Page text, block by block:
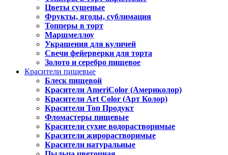
Цветы сушеные
Фрукты, ягоды, сублимация
Топперы в торт
Маршмеллоу
Украшения для куличей
Свечи фейерверки для торта
Золото и серебро пищевое
Красители пищевые
Блеск пищевой
Красители AmeriColor (Америколор)
Красители Art Color (Арт Колор)
Красители Топ Продукт
Фломастеры пищевые
Красители сухие водорастворимые
Красители жирорастворимые
Красители натуральные